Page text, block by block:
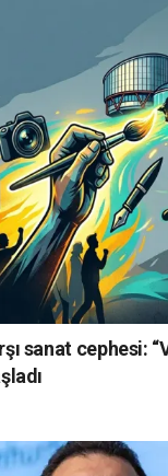
sanat cephesi: